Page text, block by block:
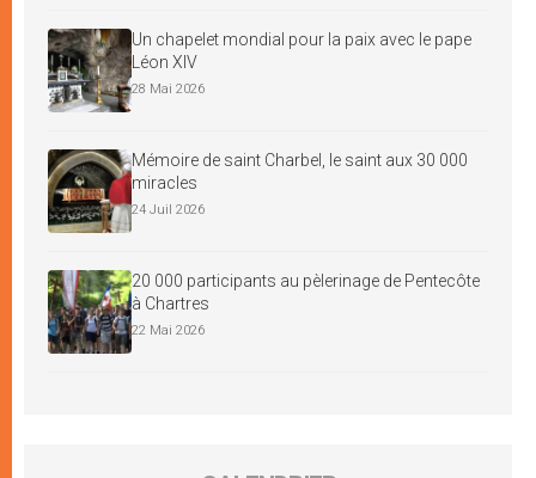
Un chapelet mondial pour la paix avec le pape
Léon XIV
28 Mai 2026
Mémoire de saint Charbel, le saint aux 30 000
miracles
24 Juil 2026
20 000 participants au pèlerinage de Pentecôte
à Chartres
22 Mai 2026